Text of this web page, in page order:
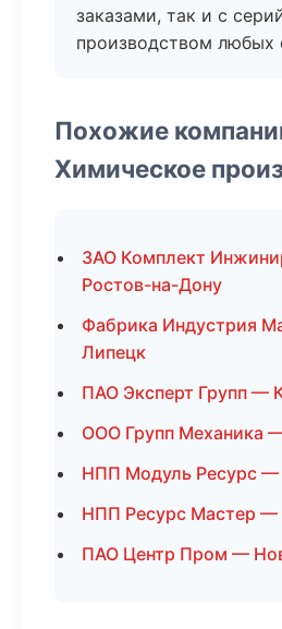
заказами, так и с
производством любых
Похожие
Химическое
ЗАО Комплект
Ростов-на-Дону
Фабрика Индустрия
Липецк
ПАО Эксперт Групп —
ООО Групп Механика
НПП Модуль Ресурс —
НПП Ресурс Мастер —
ПАО Центр Пром —